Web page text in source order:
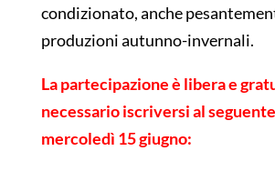
condizionato, anche
produzioni autunno-invernali.
La partecipazione è libera e
necessario iscriversi al
mercoledì 15 giugno: